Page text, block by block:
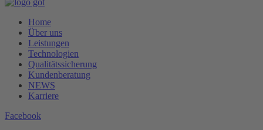
Home
Über uns
Leistungen
Technologien
Qualitätssicherung
Kundenberatung
NEWS
Karriere
Facebook